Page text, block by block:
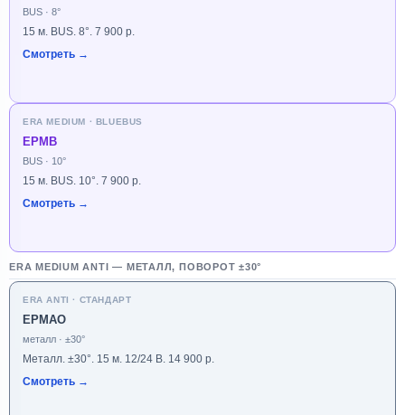
BUS · 8°
15 м. BUS. 8°. 7 900 р.
Смотреть →
ERA MEDIUM · BLUEBUS
EPMB
BUS · 10°
15 м. BUS. 10°. 7 900 р.
Смотреть →
ERA MEDIUM ANTI — МЕТАЛЛ, ПОВОРОТ ±30°
ERA ANTI · СТАНДАРТ
EPMAO
металл · ±30°
Металл. ±30°. 15 м. 12/24 В. 14 900 р.
Смотреть →